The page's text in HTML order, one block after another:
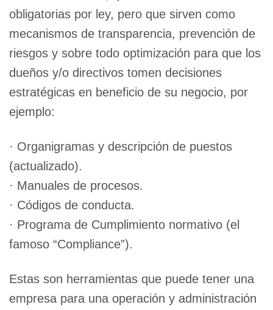
obligatorias por ley, pero que sirven como
mecanismos de transparencia, prevención de
riesgos y sobre todo optimización para que los
dueños y/o directivos tomen decisiones
estratégicas en beneficio de su negocio, por
ejemplo:
· Organigramas y descripción de puestos
(actualizado).
· Manuales de procesos.
· Códigos de conducta.
· Programa de Cumplimiento normativo (el
famoso “Compliance”).
Estas son herramientas que puede tener una
empresa para una operación y administración